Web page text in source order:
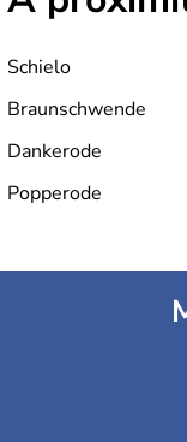
Schielo
Braunschwende
Dankerode
Popperode